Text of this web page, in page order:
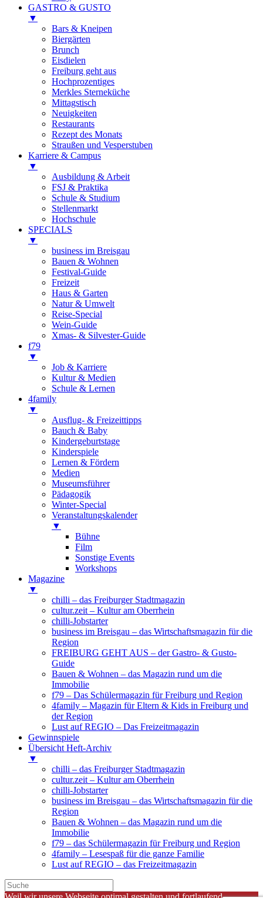
GASTRO & GUSTO
▼
Bars & Kneipen
Biergärten
Brunch
Eisdielen
Freiburg geht aus
Hochprozentiges
Merkles Sterneküche
Mittagstisch
Neuigkeiten
Restaurants
Rezept des Monats
Straußen und Vesperstuben
Karriere & Campus
▼
Ausbildung & Arbeit
FSJ & Praktika
Schule & Studium
Stellenmarkt
Hochschule
SPECIALS
▼
business im Breisgau
Bauen & Wohnen
Festival-Guide
Freizeit
Haus & Garten
Natur & Umwelt
Reise-Special
Wein-Guide
Xmas- & Silvester-Guide
f79
▼
Job & Karriere
Kultur & Medien
Schule & Lernen
4family
▼
Ausflug- & Freizeittipps
Bauch & Baby
Kindergeburtstage
Kinderspiele
Lernen & Fördern
Medien
Museumsführer
Pädagogik
Winter-Special
Veranstaltungskalender
▼
Bühne
Film
Sonstige Events
Workshops
Magazine
▼
chilli – das Freiburger Stadtmagazin
cultur.zeit – Kultur am Oberrhein
chilli-Jobstarter
business im Breisgau – das Wirtschaftsmagazin für die
Region
FREIBURG GEHT AUS – der Gastro- & Gusto-
Guide
Bauen & Wohnen – das Magazin rund um die
Immobilie
f79 – Das Schülermagazin für Freiburg und Region
4family – Magazin für Eltern & Kids in Freiburg und
der Region
Lust auf REGIO – Das Freizeitmagazin
Gewinnspiele
Übersicht Heft-Archiv
▼
chilli – das Freiburger Stadtmagazin
cultur.zeit – Kultur am Oberrhein
chilli-Jobstarter
business im Breisgau – das Wirtschaftsmagazin für die
Region
Bauen & Wohnen – das Magazin rund um die
Immobilie
f79 – das Schülermagazin für Freiburg und Region
4family – Lesespaß für die ganze Familie
Lust auf REGIO – das Freizeitmagazin